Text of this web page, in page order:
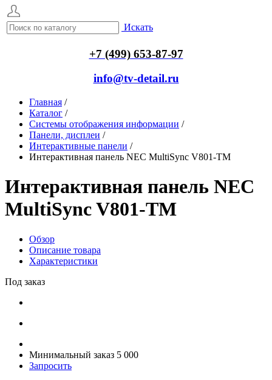
Искать
+7 (499) 653-87-97
info@tv-detail.ru
Главная /
Каталог /
Системы отображения информации /
Панели, дисплеи /
Интерактивные панели /
Интерактивная панель NEC MultiSync V801-TM
Интерактивная панель NEC
MultiSync V801-TM
Обзор
Описание товара
Характеристики
Под заказ
Минимальный заказ 5 000
Запросить